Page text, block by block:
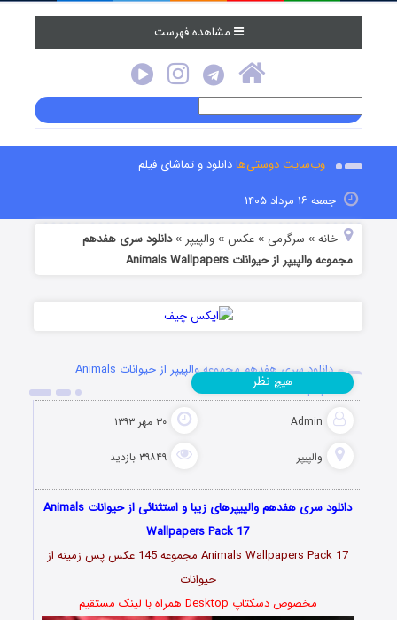
مشاهده فهرست
وب‌سایت دوستی‌هادانلود و تماشای فیلم
جمعه ۱۶ مرداد ۱۴۰۵
خانه » سرگرمی »عکس »والپیپر »دانلود سری هفدهم
مجموعه والپیپر از حیوانات Animals Wallpapers
دانلود سری هفدهم مجموعه والپیپر از حیوانات Animals
Wallpapers
Admin ۳۰ مهر ۱۳۹۳
والپیپر ۳۹۸۴۹ بازدید
هیچ نظر
دانلود سری هفدهم والپیپرهای زیبا و استثنائی از حیوانات Animals
Wallpapers Pack 17
Animals Wallpapers Pack 17 مجموعه 145 عکس پس زمینه از
حیوانات
مخصوص دسکتاپ Desktop همراه با لینک مستقیم